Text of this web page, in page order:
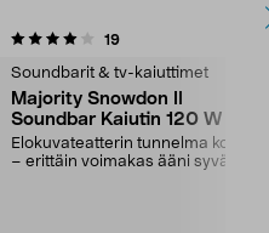
19arvostelut
Soundbarit & tv-kaiuttimet
Majority Snowdon II
Soundbar Kaiutin 120 W
Elokuvateatterin tunnelma kotona
– erittäin voimakas ääni syvän
3.5 viidestä